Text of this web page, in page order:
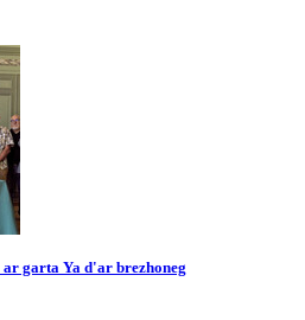
ar garta Ya d'ar brezhoneg